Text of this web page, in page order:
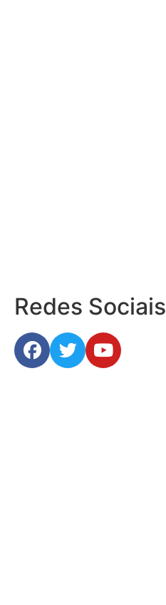
Redes Sociais